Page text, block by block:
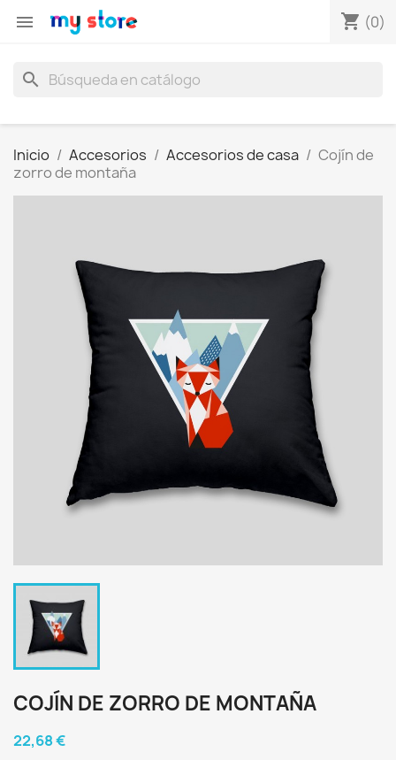
 shopping_cart (0)
search
Inicio Accesorios Accesorios de casa
Cojín de
zorro de montaña
COJÍN DE ZORRO DE MONTAÑA
22,68 €